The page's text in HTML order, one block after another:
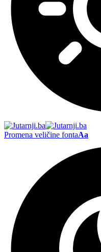
Promena veličine fontaAa